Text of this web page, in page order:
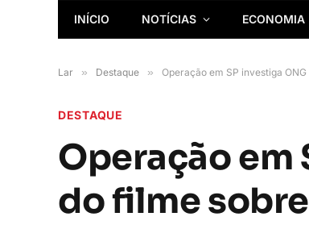
INÍCIO NOTÍCIAS ECONOMIA
Lar » Destaque » Operação em SP investiga
DESTAQUE
Operação em
do filme